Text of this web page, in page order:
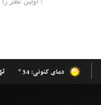
دمای کنونی: 34 °